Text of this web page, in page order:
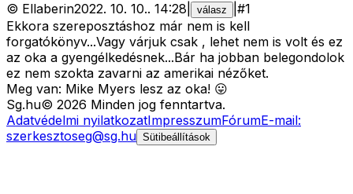
© Ellaberin2022. 10. 10.. 14:28 válasz #1
Ekkora szereposztáshoz már nem is kell
forgatókönyv...Vagy várjuk csak , lehet nem is volt és ez
az oka a gyengélkedésnek...Bár ha jobban belegondolok
ez nem szokta zavarni az amerikai nézőket.
Meg van: Mike Myers lesz az oka! 😛
Sg.hu© 2026 Minden jog fenntartva.
Adatvédelmi nyilatkozatImpresszumFórumE-mail:
szerkesztoseg@sg.hu Sütibeállítások